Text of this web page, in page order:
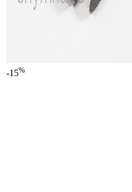
-15%